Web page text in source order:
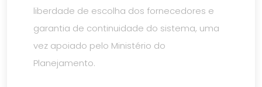
liberdade de escolha dos fornecedores e
garantia de continuidade do sistema, uma
vez apoiado pelo Ministério do
Planejamento.